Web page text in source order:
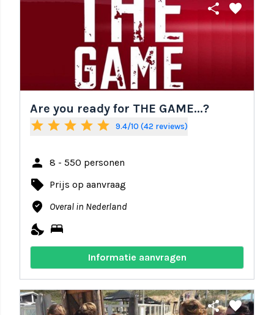
share favorite
Are you ready for THE GAME...?
star star star star star 9.4/10 (42 reviews)
person 8 - 550 personen
local_offer Prijs op aanvraag
where_to_vote Overal in Nederland
nights_stay bed
Informatie aanvragen
share favorite